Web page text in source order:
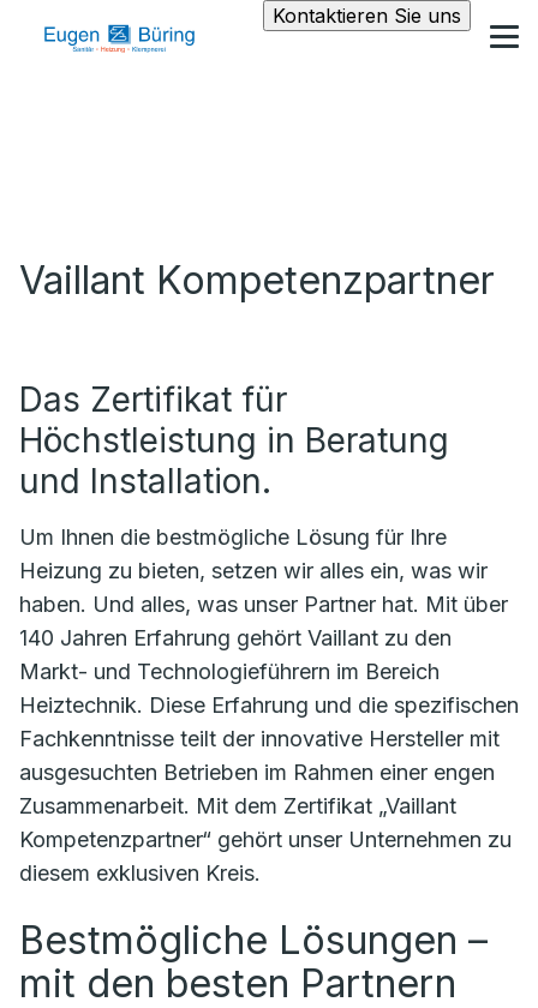
Kontaktieren Sie uns
Vaillant Kompetenzpartner
Das Zertifikat für
Höchstleistung in Beratung
und Installation.
Um Ihnen die bestmögliche Lösung für Ihre
Heizung zu bieten, setzen wir alles ein, was wir
haben. Und alles, was unser Partner hat. Mit über
140 Jahren Erfahrung gehört Vaillant zu den
Markt- und Technologieführern im Bereich
Heiztechnik. Diese Erfahrung und die spezifischen
Fachkenntnisse teilt der innovative Hersteller mit
ausgesuchten Betrieben im Rahmen einer engen
Zusammenarbeit. Mit dem Zertifikat „Vaillant
Kompetenzpartner“ gehört unser Unternehmen zu
diesem exklusiven Kreis.
Bestmögliche Lösungen –
mit den besten Partnern